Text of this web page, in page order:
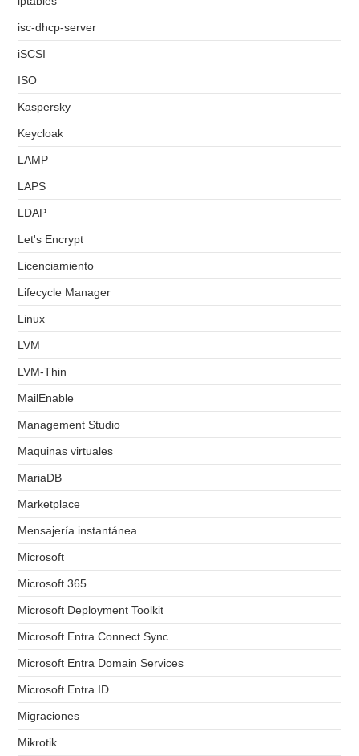
isc-dhcp-server
iSCSI
ISO
Kaspersky
Keycloak
LAMP
LAPS
LDAP
Let's Encrypt
Licenciamiento
Lifecycle Manager
Linux
LVM
LVM-Thin
MailEnable
Management Studio
Maquinas virtuales
MariaDB
Marketplace
Mensajería instantánea
Microsoft
Microsoft 365
Microsoft Deployment Toolkit
Microsoft Entra Connect Sync
Microsoft Entra Domain Services
Microsoft Entra ID
Migraciones
Mikrotik